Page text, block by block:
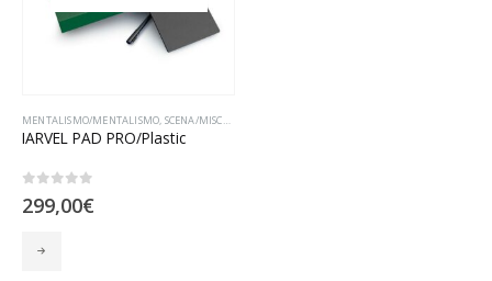
MENTALISMO/MENTALISMO, SCENA/MISCELLANEA
IARVEL PAD PRO/Plastic
299,00€